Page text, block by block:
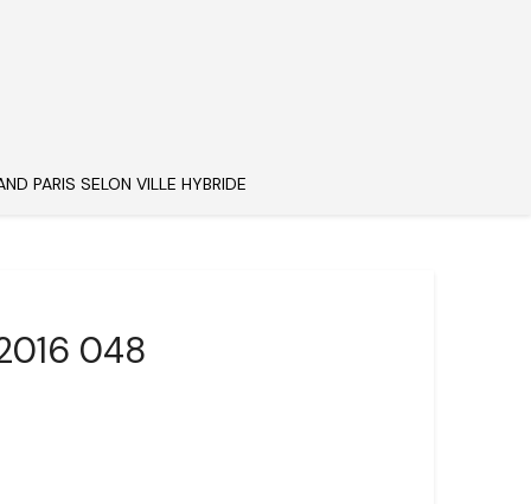
PARIS SELON VILLE HYBRIDE
048